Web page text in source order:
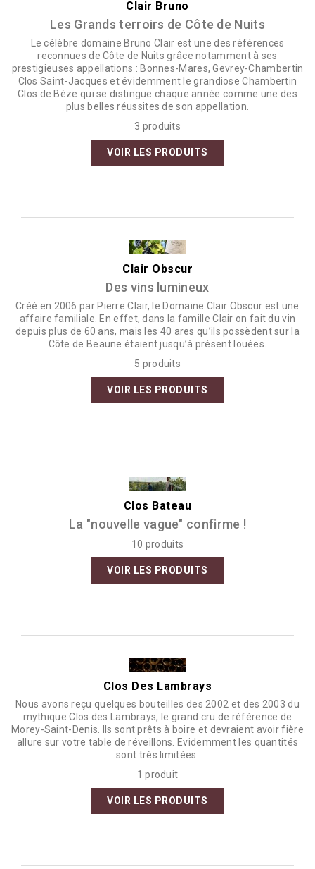
Clair Bruno
Les Grands terroirs de Côte de Nuits
Le célèbre domaine Bruno Clair est une des références
reconnues de Côte de Nuits grâce notamment à ses
prestigieuses appellations : Bonnes-Mares, Gevrey-Chambertin
Clos Saint-Jacques et évidemment le grandiose Chambertin
Clos de Bèze qui se distingue chaque année comme une des
plus belles réussites de son appellation.
3 produits
VOIR LES PRODUITS
Clair Obscur
Des vins lumineux
Créé en 2006 par Pierre Clair, le Domaine Clair Obscur est une
affaire familiale. En effet, dans la famille Clair on fait du vin
depuis plus de 60 ans, mais les 40 ares qu’ils possèdent sur la
Côte de Beaune étaient jusqu’à présent louées.
5 produits
VOIR LES PRODUITS
Clos Bateau
La "nouvelle vague" confirme !
10 produits
VOIR LES PRODUITS
Clos Des Lambrays
Nous avons reçu quelques bouteilles des 2002 et des 2003 du
mythique Clos des Lambrays, le grand cru de référence de
Morey-Saint-Denis. Ils sont prêts à boire et devraient avoir fière
allure sur votre table de réveillons. Evidemment les quantités
sont très limitées.
1 produit
VOIR LES PRODUITS